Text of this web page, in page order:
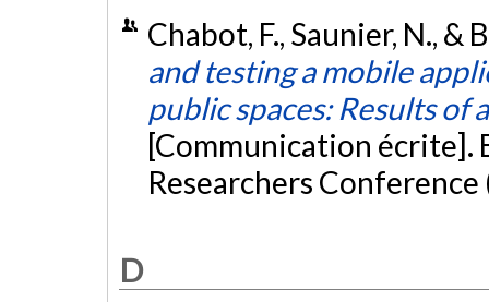
Chabot, F., Saunier, N.,
and testing a mobile
public spaces: Results of
[Communication
Researchers Conference
D